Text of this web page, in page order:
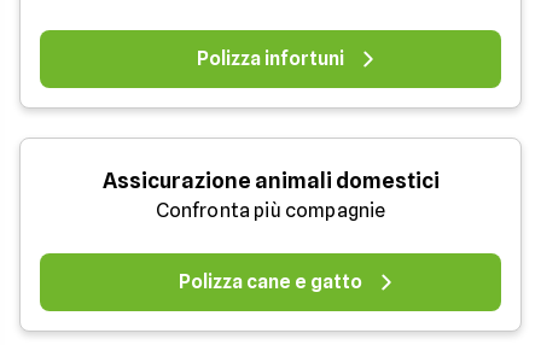
Polizza infortuni
Assicurazione animali domestici
Confronta più compagnie
Polizza cane e gatto